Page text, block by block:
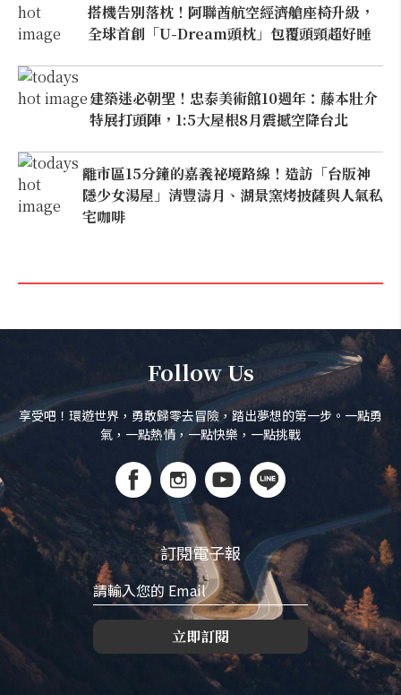
搭機告別落枕！阿聯酋航空經濟艙座椅升級，
全球首創「U-Dream頭枕」包覆頭頸超好睡
建築迷必朝聖！忠泰美術館10週年：藤本壯介
特展打頭陣，1:5大屋根8月震撼空降台北
離市區15分鐘的嘉義祕境路線！造訪「台版神
隱少女湯屋」清豐濤月、湖景窯烤披薩與人氣私
宅咖啡
Follow Us
享受吧！環遊世界，勇敢歸零去冒險，踏出夢想的第一步。一點勇
氣，一點熱情，一點快樂，一點挑戰
訂閱電子報
立即訂閱